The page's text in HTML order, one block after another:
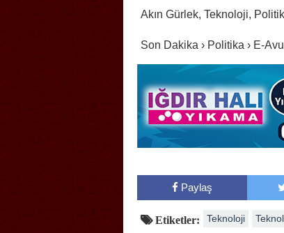
Akın Gürlek, Teknoloji,
Son Dakika › Politika › E-
Paylaş
Etiketler: Teknoloji